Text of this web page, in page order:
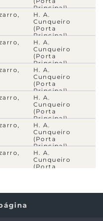
8
102
152
64
104
180
Principal)
H. A.
Cunqueiro
(Porta
Principal)
H. A.
Cunqueiro
(Porta
Principal)
H. A.
Cunqueiro
(Porta
Principal)
H. A.
Cunqueiro
(Porta
Principal)
H. A.
Cunqueiro
(Porta
Principal)
H. A.
Cunqueiro
(Porta
(Porta